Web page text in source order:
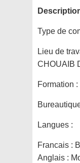
Type de
Lieu de
CHOUAIB
Formation :
Langues :
Francais :
Anglais :